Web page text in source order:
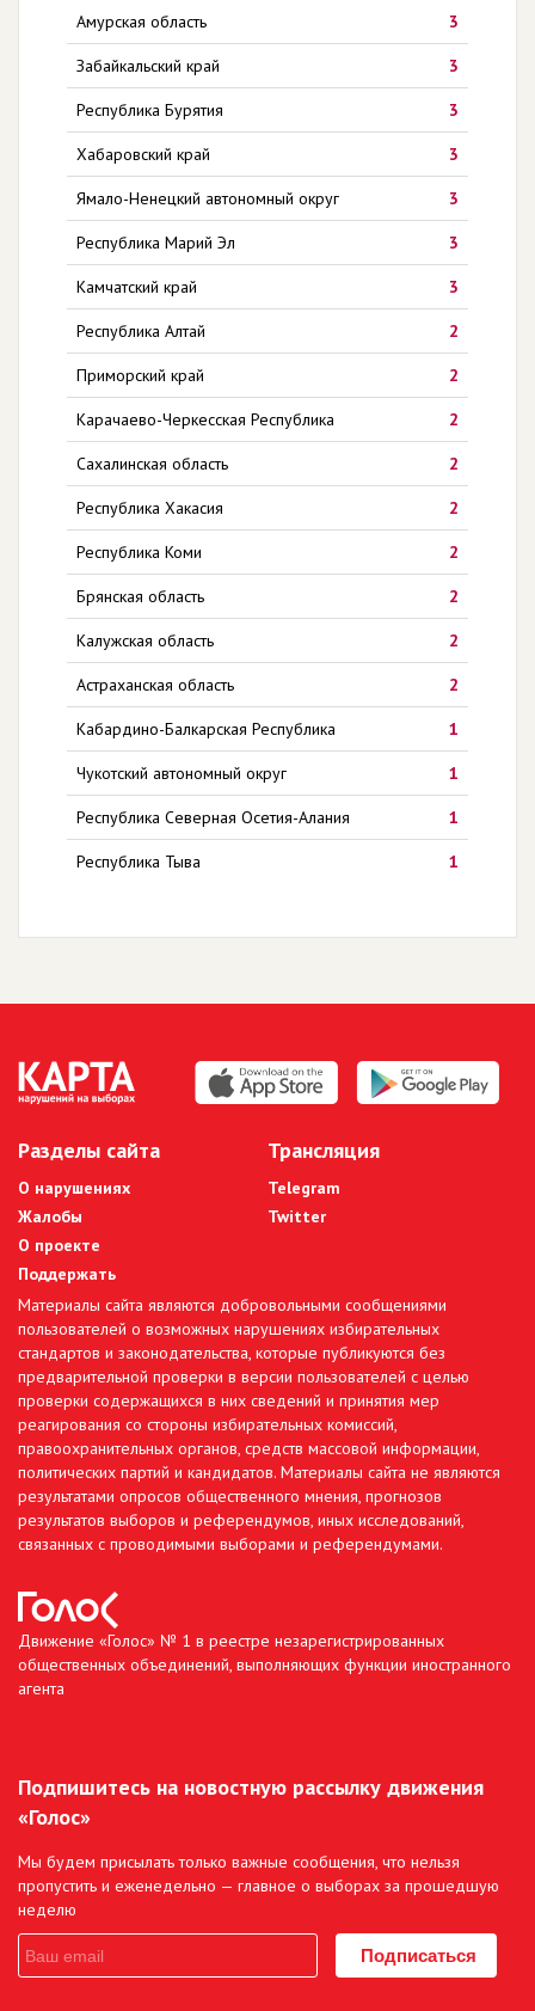
Амурская область 3
Забайкальский край 3
Республика Бурятия 3
Хабаровский край 3
Ямало-Ненецкий автономный округ 3
Республика Марий Эл 3
Камчатский край 3
Республика Алтай 2
Приморский край 2
Карачаево-Черкесская Республика 2
Сахалинская область 2
Республика Хакасия 2
Республика Коми 2
Брянская область 2
Калужская область 2
Астраханская область 2
Кабардино-Балкарская Республика 1
Чукотский автономный округ 1
Республика Северная Осетия-Алания 1
Республика Тыва 1
Разделы сайта
О нарушениях
Жалобы
О проекте
Поддержать
Трансляция
Telegram
Twitter
Материалы сайта являются добровольными сообщениями
пользователей о возможных нарушениях избирательных
стандартов и законодательства, которые публикуются без
предварительной проверки в версии пользователей с целью
проверки содержащихся в них сведений и принятия мер
реагирования со стороны избирательных комиссий,
правоохранительных органов, средств массовой информации,
политических партий и кандидатов. Материалы сайта не являются
результатами опросов общественного мнения, прогнозов
результатов выборов и референдумов, иных исследований,
связанных с проводимыми выборами и референдумами.
Движение «Голос» № 1 в реестре незарегистрированных
общественных объединений, выполняющих функции иностранного
агента
Подпишитесь на новостную рассылку движения
«Голос»
Мы будем присылать только важные сообщения, что нельзя
пропустить и еженедельно — главное о выборах за прошедшую
неделю